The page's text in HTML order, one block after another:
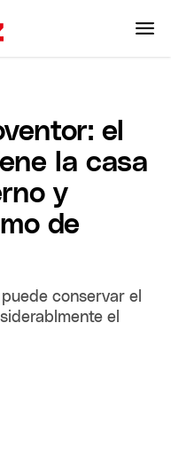
el
la casa
y
de
conservar el
el